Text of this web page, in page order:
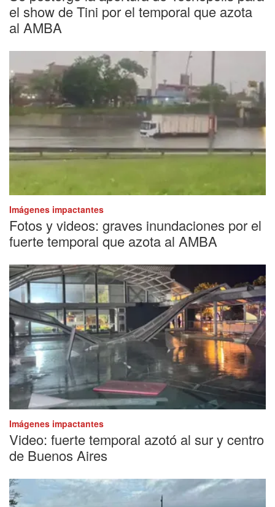
el show de Tini por el temporal que azota
al AMBA
Imágenes impactantes
Fotos y videos: graves inundaciones por el
fuerte temporal que azota al AMBA
Imágenes impactantes
Video: fuerte temporal azotó al sur y centro
de Buenos Aires